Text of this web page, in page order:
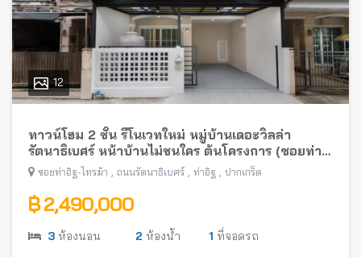
12
ทาวน์โฮม 2 ชั้น รีโนเวทใหม่ หมู่บ้านเดอะวิลล่า
รัตนาธิเบศร์ หน้าบ้านไม่ชนใคร ต้นโครงการ (ซอยท่า
อิฐ-ไทรม้า) พร้อมอยู่ ใกล้รถไฟฟ้าสายสีม่วง
ซอยท่าอิฐ-ไทรม้า , ถนนรัตนาธิเบศร์ , ท่าอิฐ , ปากเกร็ด
฿ 2,490,000
3 ห้องนอน 2 ห้องน้ำ 1 ที่จอดรถ